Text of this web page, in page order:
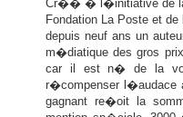
Cr�� � l�initiative de la
Fondation La Poste et
depuis neuf ans un
m�diatique des gros
car il est n� de la
r�compenser
gagnant re�oit la